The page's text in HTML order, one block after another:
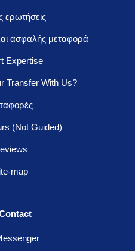
ερωτήσεις
ασφαλής μεταφορά
Expertise
Transfer With Us?
(Not Guided)
map